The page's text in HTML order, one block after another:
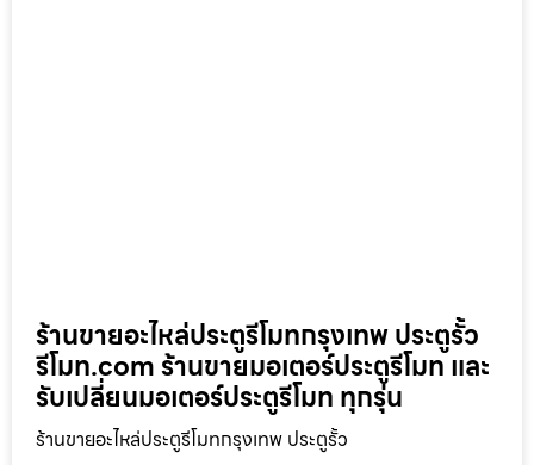
ร้านขายอะไหล่ประตูรีโมทกรุงเทพ ประตูรั้ว
รีโมท.com ร้านขายมอเตอร์ประตูรีโมท และ
รับเปลี่ยนมอเตอร์ประตูรีโมท ทุกรุ่น
ร้านขายอะไหล่ประตูรีโมทกรุงเทพ ประตูรั้ว